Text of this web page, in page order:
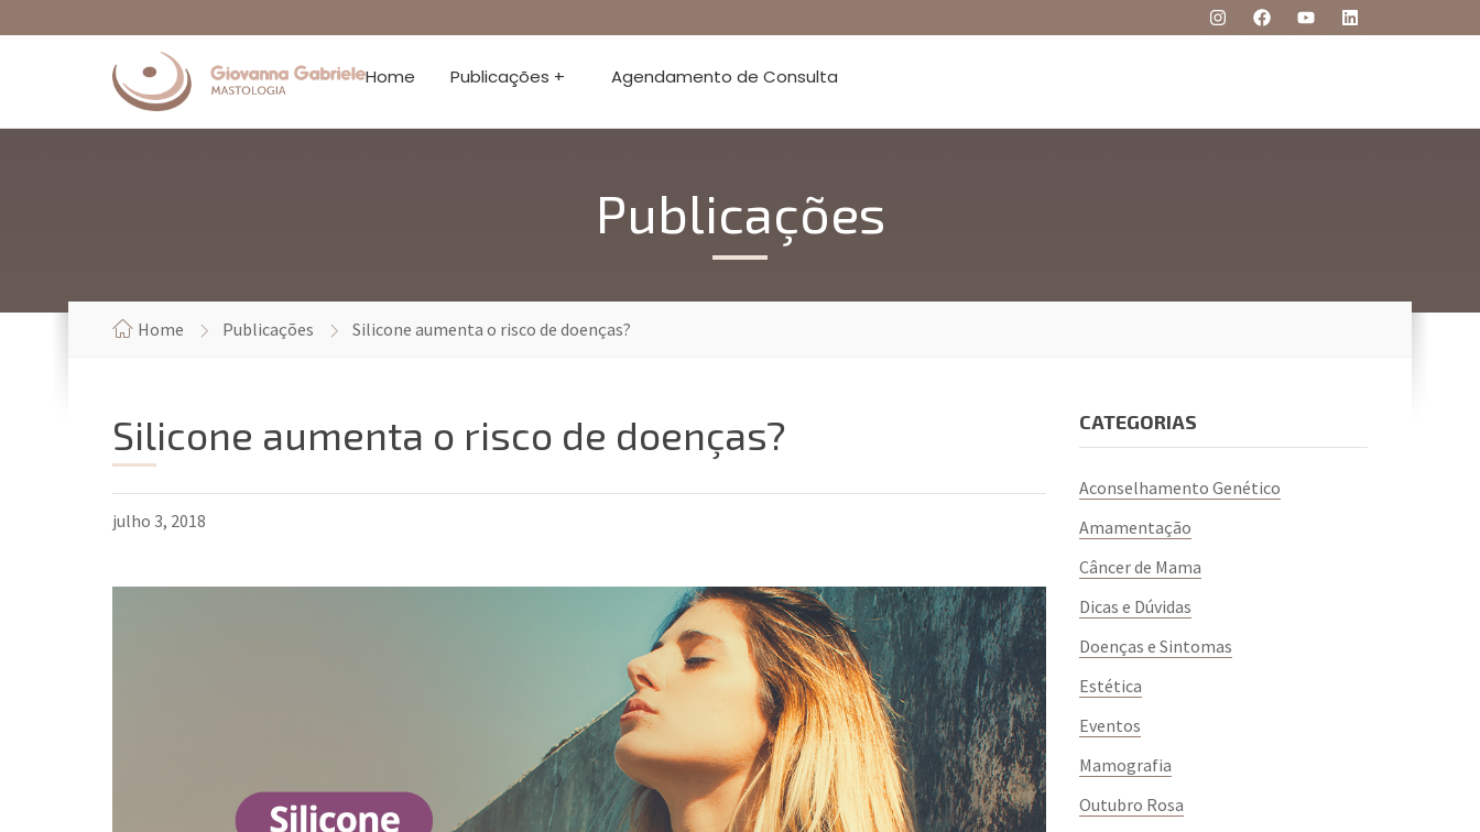
Home Publicações + Agendamento de Consulta
Publicações
Home Publicações Silicone aumenta o risco de doenças?
Silicone aumenta o risco de doenças?
julho 3, 2018
CATEGORIAS
Aconselhamento Genético
Amamentação
Câncer de Mama
Dicas e Dúvidas
Doenças e Sintomas
Estética
Eventos
Mamografia
Outubro Rosa